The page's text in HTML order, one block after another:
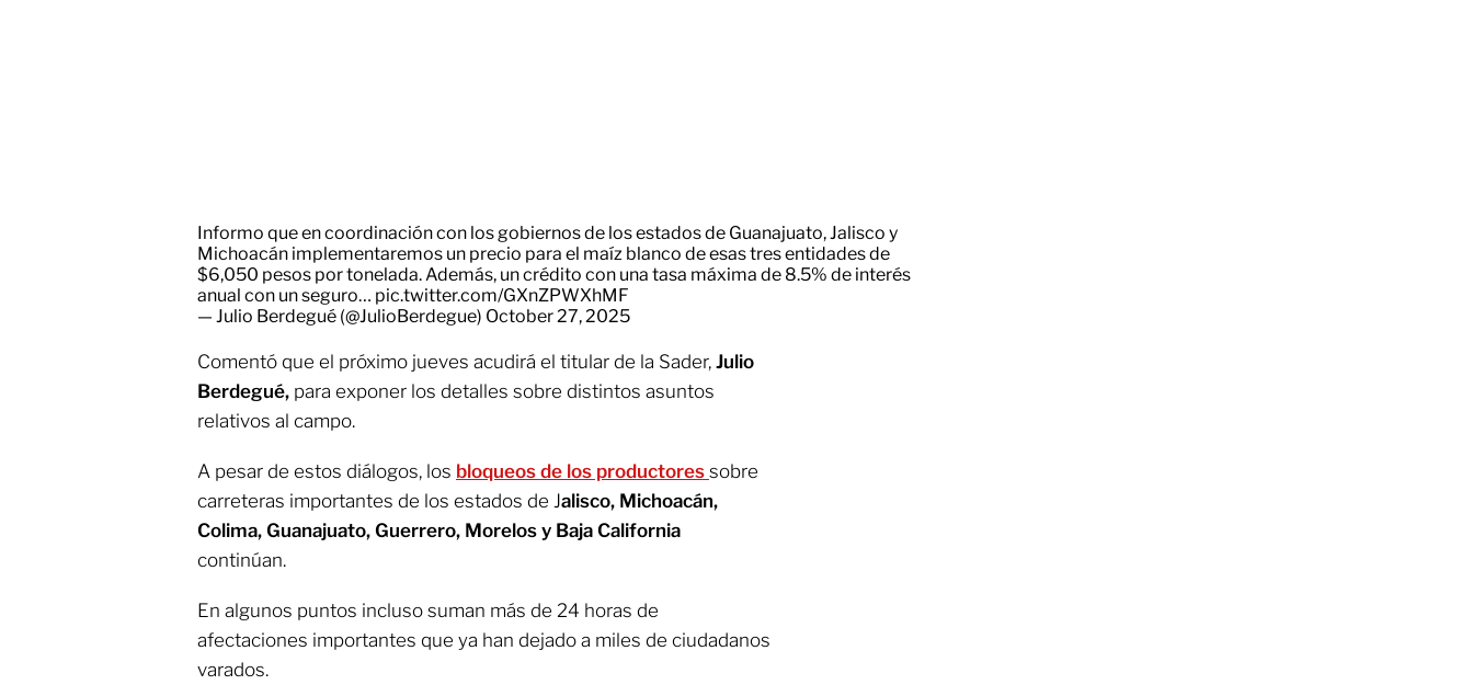
Informo que en coordinación con los gobiernos de los estados de Guanajuato, Jalisco y
Michoacán implementaremos un precio para el maíz blanco de esas tres entidades de
$6,050 pesos por tonelada. Además, un crédito con una tasa máxima de 8.5% de interés
anual con un seguro… pic.twitter.com/GXnZPWXhMF
— Julio Berdegué (@JulioBerdegue) October 27, 2025
Comentó que el próximo jueves acudirá el titular de la Sader, Julio
Berdegué, para exponer los detalles sobre distintos asuntos
relativos al campo.
A pesar de estos diálogos, los bloqueos de los productores sobre
carreteras importantes de los estados de Jalisco, Michoacán,
Colima, Guanajuato, Guerrero, Morelos y Baja California
continúan.
En algunos puntos incluso suman más de 24 horas de
afectaciones importantes que ya han dejado a miles de ciudadanos
varados.